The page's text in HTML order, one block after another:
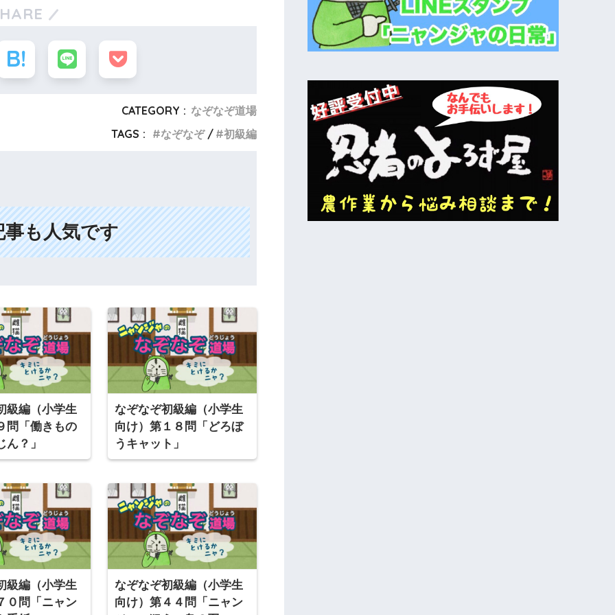
CATEGORY : なぞなぞ道場
TAGS :
なぞなぞ 初級編
事も人気です
級編（小学生
問「働きもの
ん？」
なぞなぞ初級編（小学生
向け）第１８問「どろぼ
うキャット」
級編（小学生
０問「ニャン
なぞなぞ初級編（小学生
向け）第４４問「ニャン